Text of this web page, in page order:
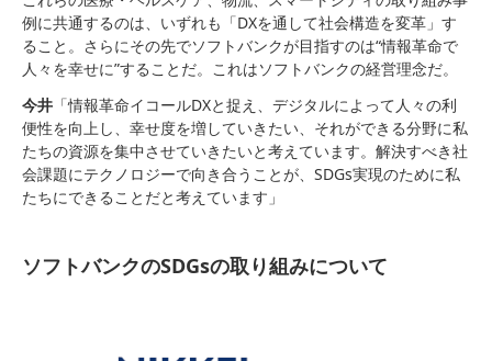
例に共通するのは、いずれも「DXを通して社会構造を変革」す
ること。さらにその先でソフトバンクが目指すのは“情報革命で
人々を幸せに”することだ。これはソフトバンクの経営理念だ。
今井 「情報革命イコールDXと捉え、デジタルによって人々の利
便性を向上し、幸せ度を増していきたい、それができる分野に私
たちの資源を集中させていきたいと考えています。解決すべき社
会課題にテクノロジーで向き合うことが、SDGs実現のために私
たちにできることだと考えています」
ソフトバンクのSDGsの取り組みについて